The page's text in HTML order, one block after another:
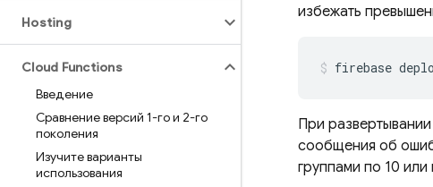
Hosting
Cloud Functions
Введение
Сравнение версий 1-го и 2-го
поколения
Изучите варианты
использования
избежать
При
сообщения об
группами по 10